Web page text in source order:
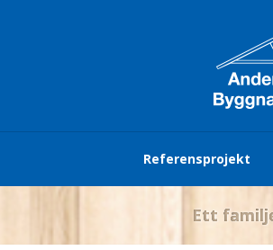
Referensprojekt
Ett